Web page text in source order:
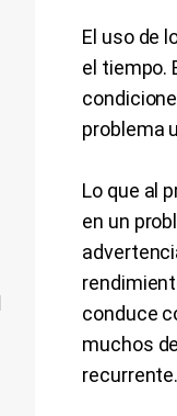
El uso de
el tiempo.
problema
Lo que al
en un
conduce
muchos
recurrente.